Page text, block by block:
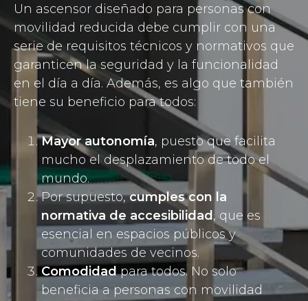
Un ascensor diseñado para personas con
movilidad reducida debe cumplir con una
serie de requisitos técnicos y normativos que
garanticen la seguridad y la funcionalidad
en el día a día. Además, es algo que también
tiene su beneficio para todos:
Mayor autonomía, puesto que facilita
mucho el desplazamiento de todo el
mundo.
Por supuesto,cumples con la
normativa de accesibilidad , que es
esencial en espacios públicos y
comunidades de vecinos.
Comodidadpara todos. No solo
beneficia a personas con movilidad